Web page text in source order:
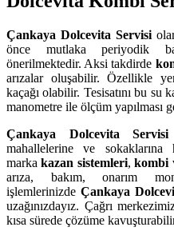
ÇankayaDolcevita Servisi
önce mutlaka periyodik
önerilmektedir. Aksi takdirde
arızalar oluşabilir. Özellikle
kaçağı olabilir. Tesisatını bu su
manometre ile ölçüm yapılması
Çankaya Dolcevita
mahallelerine ve sokaklarına
markakazan sistemleri,kombi
arıza, bakım, onarım
işlemlerinizde Çankaya
uzağınızdayız. Çağrı
kısa sürede çözüme